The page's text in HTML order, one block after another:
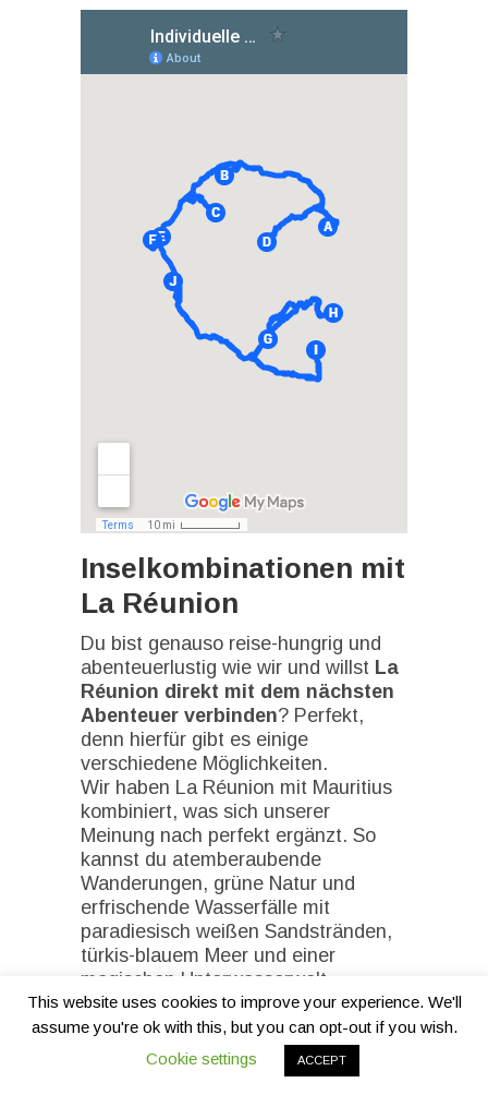
Inselkombinationen mit
La Réunion
Du bist genauso reise-hungrig und
abenteuerlustig wie wir und willst La
Réunion direkt mit dem nächsten
Abenteuer verbinden? Perfekt,
denn hierfür gibt es einige
verschiedene Möglichkeiten.
Wir haben La Réunion mit Mauritius
kombiniert, was sich unserer
Meinung nach perfekt ergänzt. So
kannst du atemberaubende
Wanderungen, grüne Natur und
erfrischende Wasserfälle mit
paradiesisch weißen Sandstränden,
türkis-blauem Meer und einer
magischen Unterwasserwelt
verbinden.
Weitere mögliche
Inselkombinationen findest du in
This website uses cookies to improve your experience. We'll
assume you're ok with this, but you can opt-out if you wish.
Cookie settings
ACCEPT